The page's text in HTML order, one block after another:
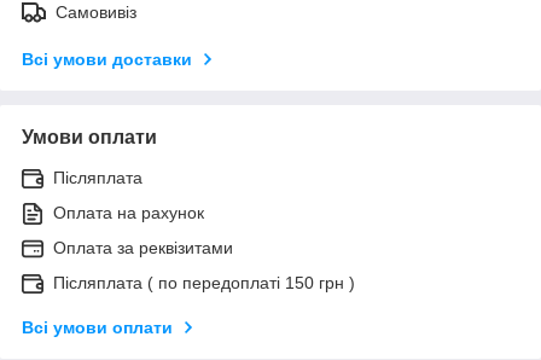
Самовивіз
Всі умови доставки
Умови оплати
Післяплата
Оплата на рахунок
Оплата за реквізитами
Післяплата ( по передоплаті 150 грн )
Всі умови оплати